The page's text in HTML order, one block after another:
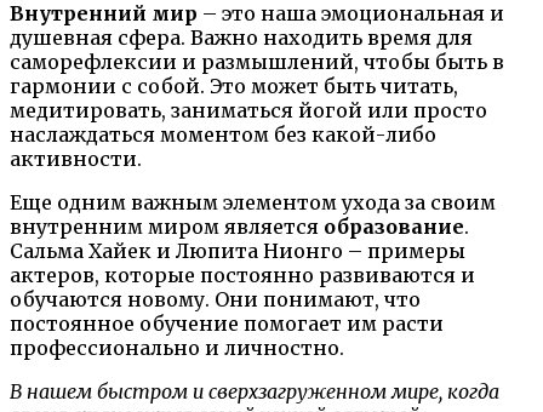
Внутренний мир – это наша эмоциональная и
душевная сфера. Важно находить время для
саморефлексии и размышлений, чтобы быть в
гармонии с собой. Это может быть читать,
медитировать, заниматься йогой или просто
наслаждаться моментом без какой-либо
активности.
Еще одним важным элементом ухода за своим
внутренним миром является образование.
Сальма Хайек и Люпита Нионго – примеры
актеров, которые постоянно развиваются и
обучаются новому. Они понимают, что
постоянное обучение помогает им расти
профессионально и личностно.
В нашем быстром и сверхзагруженном мире, когда